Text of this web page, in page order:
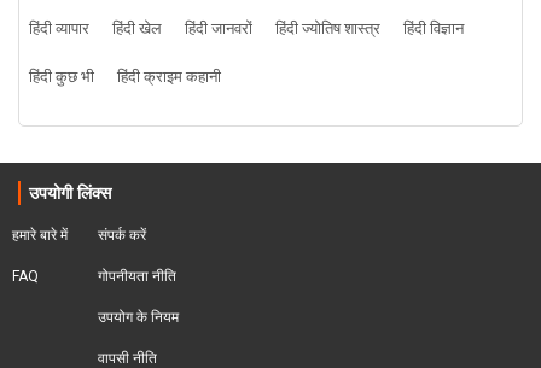
हिंदी व्यापार
हिंदी खेल हिंदी जानवरों हिंदी ज्योतिष शास्त्र
हिंदी विज्ञान
हिंदी कुछ भी
हिंदी क्राइम कहानी
उपयोगी लिंक्स
हमारे बारे में
FAQ
संपर्क करें
गोपनीयता नीति
उपयोग के नियम
वापसी नीति